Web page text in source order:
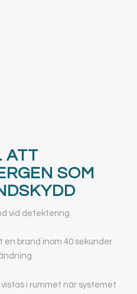
ATT
SOM
vid detektering.
en brand inom 40 sekunder
i rummet när systemet